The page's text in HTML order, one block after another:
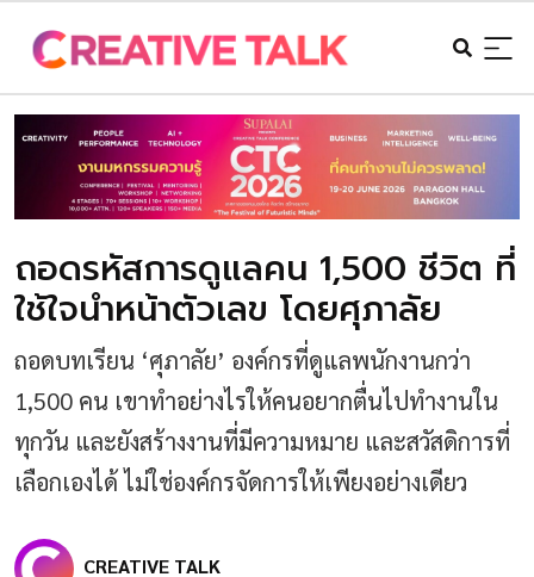
ถอดรหัสการดูแลคน 1,500 ชีวิต ที่
ใช้ใจนำหน้าตัวเลข โดยศุภาลัย
ถอดบทเรียน ‘ศุภาลัย’ องค์กรที่ดูแลพนักงานกว่า
1,500 คน เขาทำอย่างไรให้คนอยากตื่นไปทำงานใน
ทุกวัน และยังสร้างงานที่มีความหมาย และสวัสดิการที่
เลือกเองได้ ไม่ใช่องค์กรจัดการให้เพียงอย่างเดียว
CREATIVE TALK